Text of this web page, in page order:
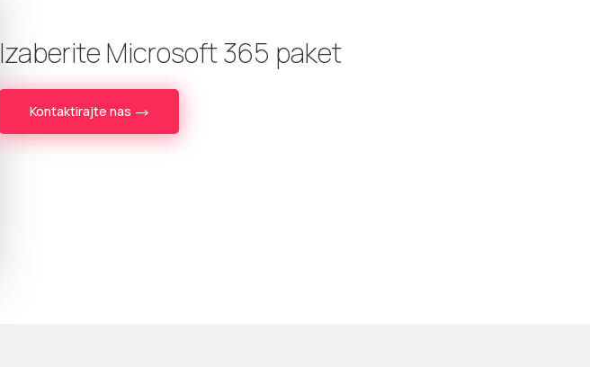
Izaberite Microsoft 365 paket
Kontaktirajte nas